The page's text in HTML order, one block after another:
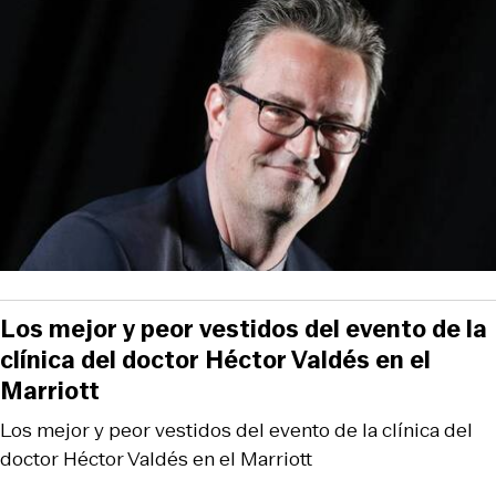
Los mejor y peor vestidos del evento de la clínica del
doctor Héctor Valdés en el Marriott
Los mejor y peor vestidos del evento de la
clínica del doctor Héctor Valdés en el
Marriott